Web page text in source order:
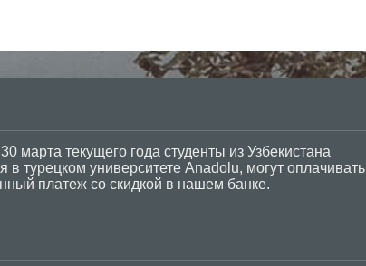
марта текущего года студенты из Узбекистана
в турецком университете Anadolu, могут оплачивать
платеж со скидкой в нашем банке.